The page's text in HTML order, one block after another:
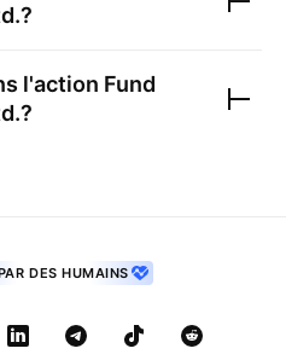
?
l'action Fund
?
DES HUMAINS